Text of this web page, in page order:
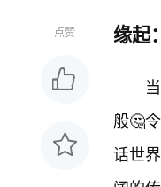
点赞 缘起
般🤔
话世